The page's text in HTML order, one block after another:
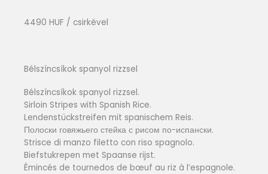
4490 HUF / csirkével
Bélszíncsíkok spanyol rizzsel
Bélszíncsíkok spanyol rizzsel.
Sirloin Stripes with Spanish Rice.
Lendenstückstreifen mit spanischem Reis.
Полоски говяжьего стейка с рисом по-испански.
Strisce di manzo filetto con riso spagnolo.
Biefstukrepen met Spaanse rijst.
Émincés de tournedos de bœuf au riz à l’espagnole.